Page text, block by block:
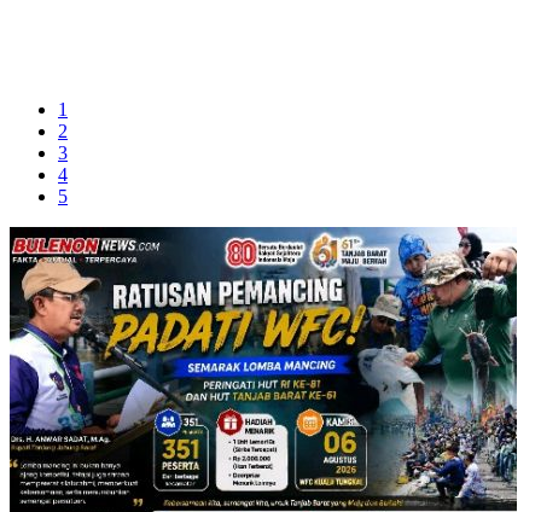
1
2
3
4
5